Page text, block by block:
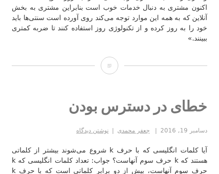
اکنون مشتری به دنبال خدمات خوب است بنابراین مشتری به بخش
آنلاین که به همه این موارد توجه می‌کند روی آورده است سنتی‌ها باید
خود را به روز کرده و از تکنولوژی روز استفاده کنند تا ضربه کمتری
ببینند.»
تاکسی‌یابی
یا
نه؟
خطای در دسترس بودن
دسامبر 19, 2016 جعفر محمدی نوشتن دیدگاه
آیا کلمات انگلیسی که با حرف k شروع می‌شوند بیشتر از کلماتی
هستند که k حرف سوم آنهاست؟ جواب: تعداد کلمات انگلیسی که k
حرف سوم آنهاست، بیش از دو برابر کلماتی است که با حرف k